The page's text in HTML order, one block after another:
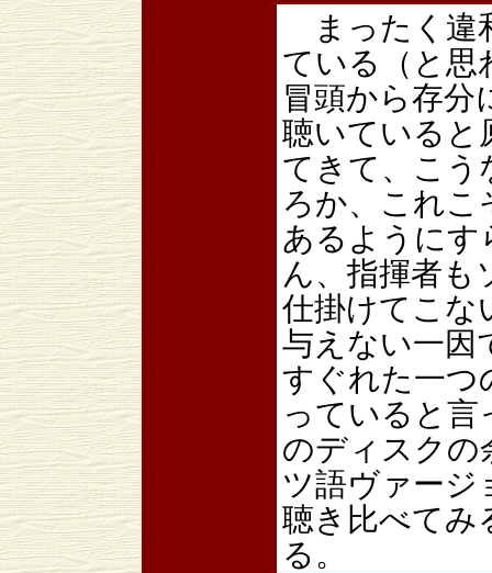
まったく違
ている（と思
冒頭から存分
聴いていると
てきて、こう
ろか、これこ
あるようにす
ん、指揮者も
仕掛けてこな
与えない一因
すぐれた一つ
っていると
のディスクの
ツ語ヴァージ
聴き比べてみ
る。